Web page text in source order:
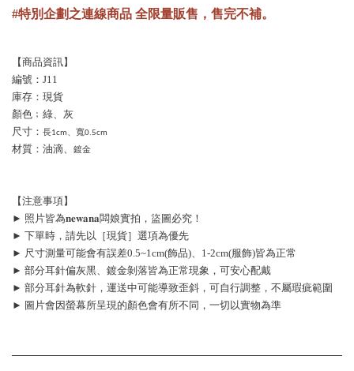
#特別企劃之連線商品 全限量販售，售完不補。
【商品資訊】
編號：J11
庫存：現貨
顏色﹔綠、灰
尺寸： 長1cm、寬0.5cm
材質：油滴、 鍍金
【注意事項】
► 照片皆為𝐧𝐞𝐰𝐚𝐧𝐚闆娘實拍，盜圖必究！
► 下單時，請先以［現貨］選項為優先
► 尺寸測量可能會有誤差0.5~1cm(飾品)、1-2cm(服飾)皆為正常
► 部分耳針偏灰黑、鍍金剝落皆為正常現象，可安心配戴
► 部分耳針為軟針，運送中可能導致歪斜，可自行調整，不屬瑕疵範圍
► 圖片會因螢幕所呈現的顏色會有所不同，一切以實物為準